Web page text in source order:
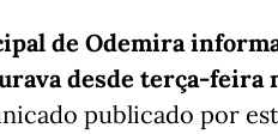
de Odemira
desde terça-feira
publicado por